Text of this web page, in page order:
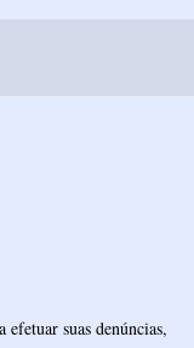
suas denúncias,